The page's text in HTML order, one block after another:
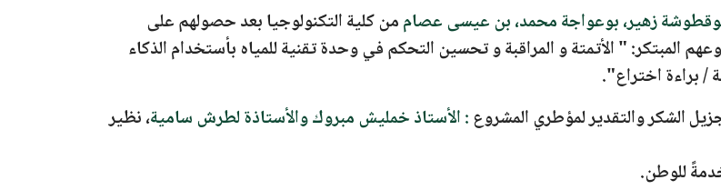
بوقطوشة زهير، بوعواجة محمد، بن عيسى عصاممن كلية التكنولوجيا بعد حصولهم على
" الأتمتة و المراقبة و تحسين التحكم في وحدة تقنية للمياه بأستخدام الذكاء
براءة اختراع".
الشكر والتقدير لمؤطري المشروع:الأستاذ خمليش مبروكوالأستاذة لطرش سامية،نظير
للوطن.